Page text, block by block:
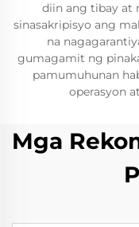
diin ang tibay at
sinasakripisyo ang
na
gumagamit ng
pamumuhunan
operasyon
Mga